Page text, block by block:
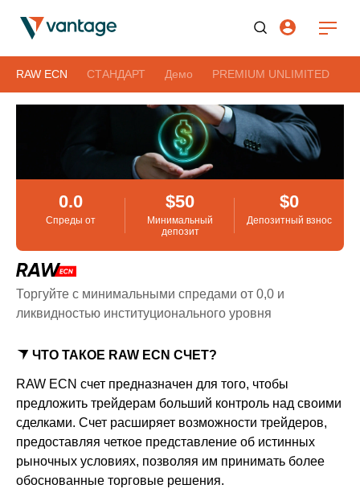
RAW ECN СТАНДАРТ Демо PREMIUM UNLIMITED
0.0
Спреды от
$50
Минимальный
депозит
$0
Депозитный взнос
Торгуйте с минимальными спредами от 0,0 и
ликвидностью институционального уровня
ЧТО ТАКОЕ RAW ECN СЧЕТ?
RAW ECN счет предназначен для того, чтобы
предложить трейдерам больший контроль над своими
сделками. Счет расширяет возможности трейдеров,
предоставляя четкое представление об истинных
рыночных условиях, позволяя им принимать более
обоснованные торговые решения.